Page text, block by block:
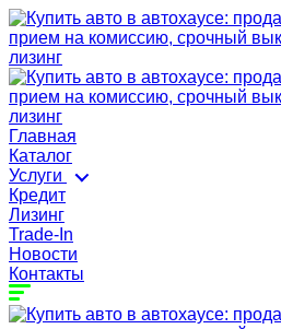
Главная
Каталог
Услуги
Кредит
Лизинг
Trade-In
Новости
Контакты